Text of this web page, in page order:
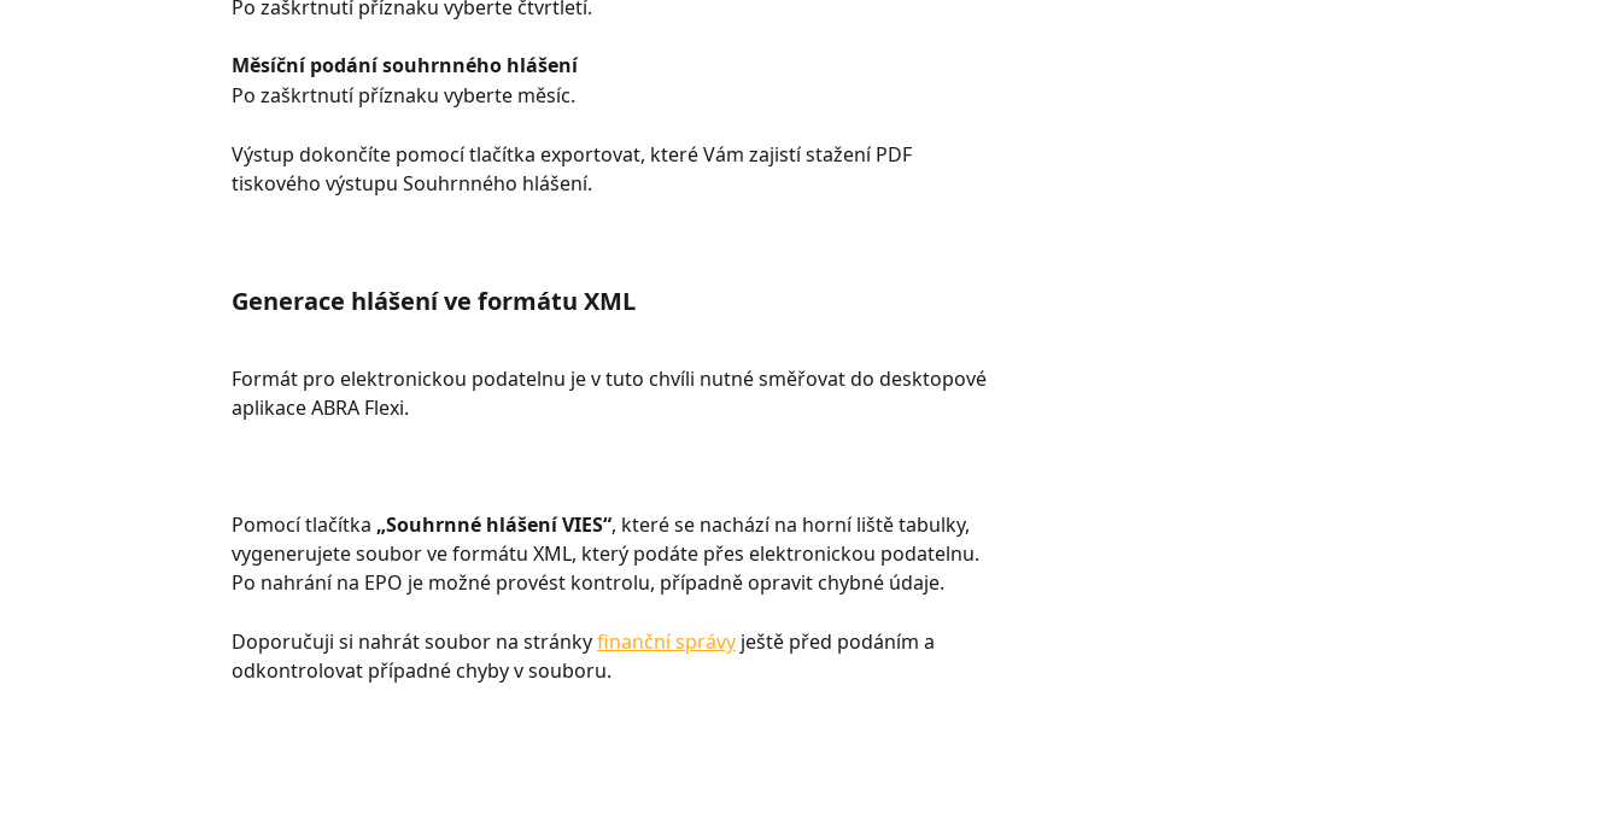
Po zaškrtnutí příznaku vyberte čtvrtletí.
Měsíční podání souhrnného hlášení
Po zaškrtnutí příznaku vyberte měsíc.
Výstup dokončíte pomocí tlačítka exportovat, které Vám zajistí stažení PDF
tiskového výstupu Souhrnného hlášení.
Generace hlášení ve formátu XML
Formát pro elektronickou podatelnu je v tuto chvíli nutné směřovat do desktopové
aplikace ABRA Flexi.
Pomocí tlačítka „Souhrnné hlášení VIES“, které se nachází na horní liště tabulky,
vygenerujete soubor ve formátu XML, který podáte přes elektronickou podatelnu.
Po nahrání na EPO je možné provést kontrolu, případně opravit chybné údaje.
Doporučuji si nahrát soubor na stránky finanční správy ještě před podáním a
odkontrolovat případné chyby v souboru.